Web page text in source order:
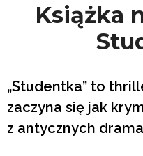
Książka
„Studentka” to
zaczyna się jak
z antycznych